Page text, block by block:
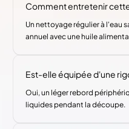
Comment entretenir
Un nettoyage régulier à l'eau
annuel avec une huile
Est-elle équipée d'une
Oui, un léger rebord
liquides pendant la découpe.